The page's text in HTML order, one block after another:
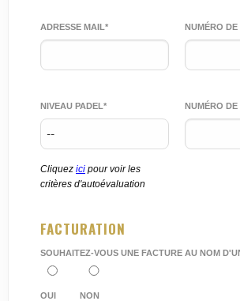
ADRESSE MAIL* NUMÉRO
NIVEAU PADEL*
Cliquez ici pour voir les
critères d'autoévaluation
NUMÉRO
FACTURATION
SOUHAITEZ-VOUS UNE FACTURE AU NOM
OUI NON